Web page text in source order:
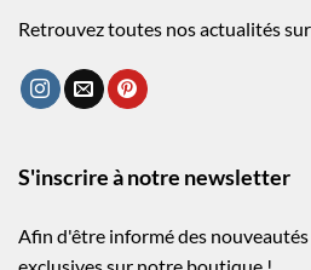
Retrouvez toutes nos actualités
S'inscrire à notre newsletter
Afin d'être informé des